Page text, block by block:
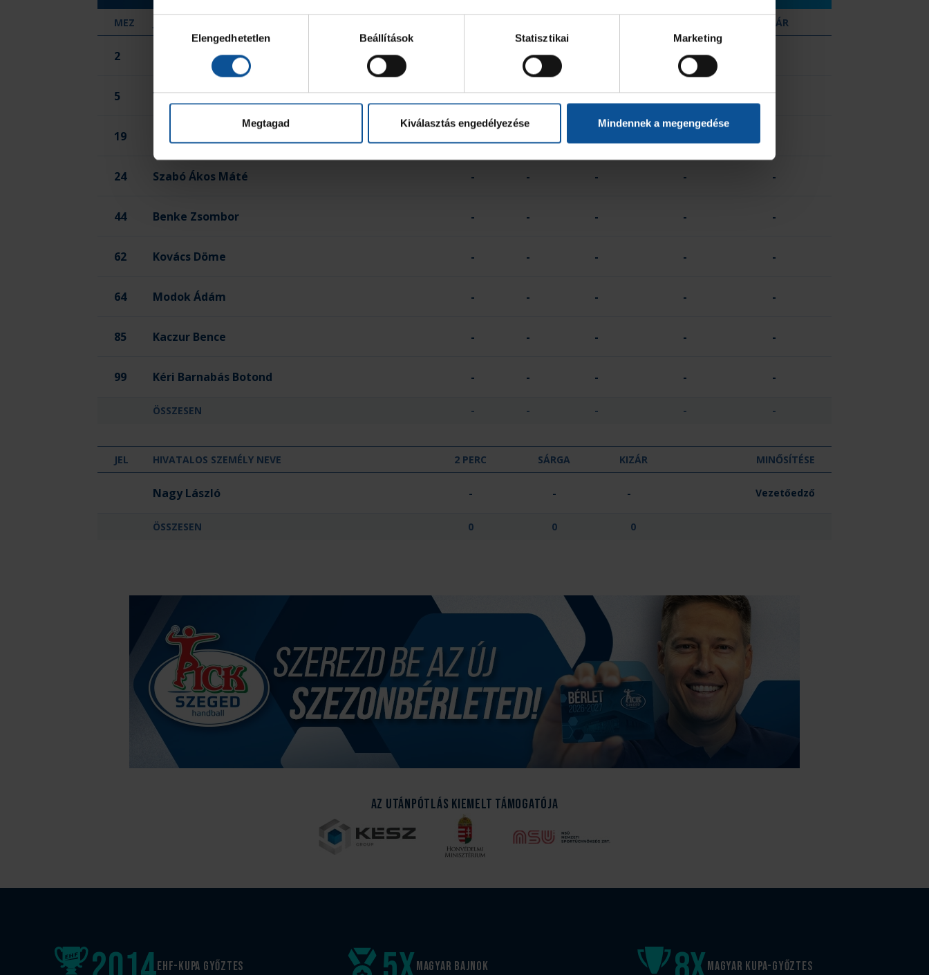
kiválasztásaElengedhetetlen Beállítások Statisztikai Marketing
Megtagad Kiválasztás engedélyezése Mindennek a megengedése
MEZ KIZÁR
2 Balog Csongor - -
5 Viseráczki Tamás Ákos - - - - -
19
24 Szabó Ákos Máté - - - - -
44 Benke Zsombor - - - - -
62 Kovács Döme - - - - -
64 Modok Ádám - - - - -
85 Kaczur Bence - - - - -
99 Kéri Barnabás Botond - - - - -
ÖSSZESEN - - - - -
JEL HIVATALOS SZEMÉLY NEVE 2 PERC SÁRGA KIZÁR MINŐSÍTÉSE
Nagy László - - - Vezetőedző
ÖSSZESEN 0 0 0
Az Utánpótlás kiemelt támogatója
EHF-Kupa győztes Magyar bajnok Magyar kupa-győztes